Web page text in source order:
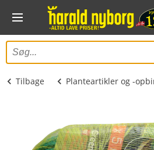
Tilbage Planteartikler og -